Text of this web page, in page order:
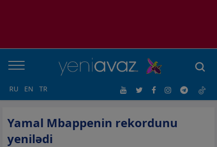
RU EN TR
Yamal Mbappenin rekordunu
yenilədi